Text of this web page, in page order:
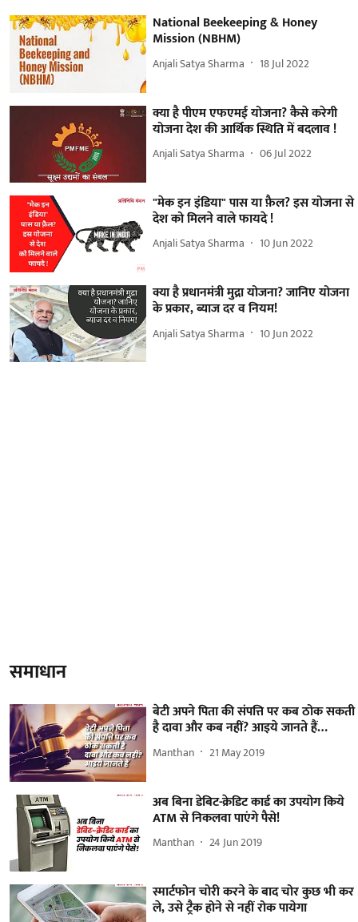
National Beekeeping & Honey
Mission (NBHM)
Anjali Satya Sharma 18 Jul 2022
क्या है पीएम एफएमई योजना? कैसे करेगी
योजना देश की आर्थिक स्थिति में बदलाव !
Anjali Satya Sharma 06 Jul 2022
"मेक इन इंडिया" पास या फ़ैल? इस योजना से
देश को मिलने वाले फायदे !
Anjali Satya Sharma 10 Jun 2022
क्या है प्रधानमंत्री मुद्रा योजना? जानिए योजना
के प्रकार, ब्याज दर व नियम!
Anjali Satya Sharma 10 Jun 2022
समाधान
बेटी अपने पिता की संपत्ति पर कब ठोक सकती
है दावा और कब नहीं? आइये जानते हैं…
Manthan 21 May 2019
अब बिना डेबिट-क्रेडिट कार्ड का उपयोग किये
ATM से निकलवा पाएंगे पैसे!
Manthan 24 Jun 2019
स्मार्टफोन चोरी करने के बाद चोर कुछ भी कर
ले, उसे ट्रैक होने से नहीं रोक पायेगा